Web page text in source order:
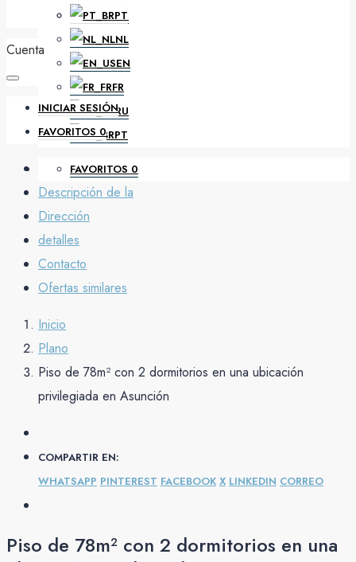
DE
NL
EN
FR
RU
PT
FAVORITOS 0
PT
Cuenta
INICIAR SESIÓN
FAVORITOS 0
Descripción de la
Dirección
detalles
Contacto
Ofertas similares
Inicio
Plano
Piso de 78m² con 2 dormitorios en una ubicación
privilegiada en Asunción
COMPARTIR EN:
WHATSAPP PINTEREST FACEBOOK X LINKEDIN CORREO
Piso de 78m² con 2 dormitorios en una